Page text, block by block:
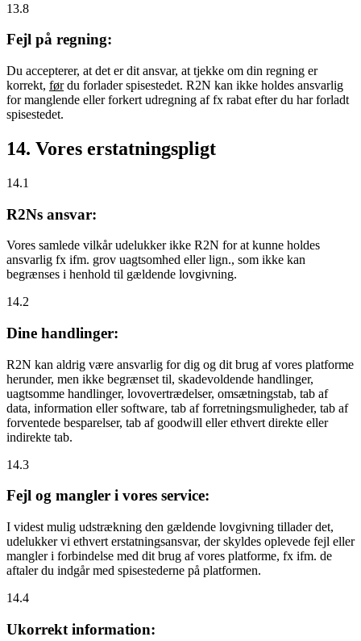
13.8
Fejl på regning:
Du accepterer, at det er dit ansvar, at tjekke om din regning er
korrekt, førdu forlader spisestedet. R2N kan ikke holdes ansvarlig
for manglende eller forkert udregning af fx rabat efter du har forladt
spisestedet.
14. Vores erstatningspligt
14.1
R2Ns ansvar:
Vores samlede vilkår udelukker ikke R2N for at kunne holdes
ansvarlig fx ifm. grov uagtsomhed eller lign., som ikke kan
begrænses i henhold til gældende lovgivning.
14.2
Dine handlinger:
R2N kan aldrig være ansvarlig for dig og dit brug af vores platforme
herunder, men ikke begrænset til, skadevoldende handlinger,
uagtsomme handlinger, lovovertrædelser, omsætningstab, tab af
data, information eller software, tab af forretningsmuligheder, tab af
forventede besparelser, tab af goodwill eller ethvert direkte eller
indirekte tab.
14.3
Fejl og mangler i vores service:
I videst mulig udstrækning den gældende lovgivning tillader det,
udelukker vi ethvert erstatningsansvar, der skyldes oplevede fejl eller
mangler i forbindelse med dit brug af vores platforme, fx ifm. de
aftaler du indgår med spisestederne på platformen.
14.4
Ukorrekt information: